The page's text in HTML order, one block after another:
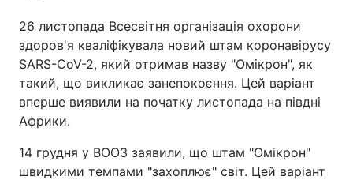
26 листопада Всесвітня організація охорони
здоров'я кваліфікувала новий штам коронавірусу
SARS-CoV-2, який отримав назву "Омікрон", як
такий, що викликає занепокоєння. Цей варіант
вперше виявили на початку листопада на півдні
Африки.
14 грудня у ВООЗ заявили, що штам "Омікрон"
швидкими темпами "захоплює" світ. Цей варіант